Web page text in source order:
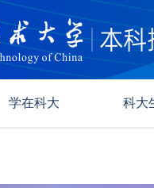
学在科大 科大